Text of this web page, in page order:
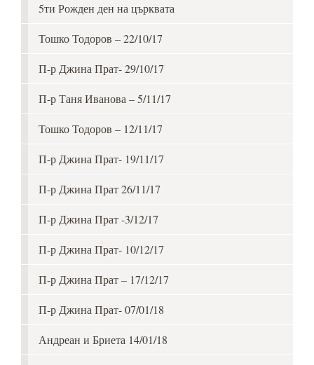
5ти Рожден ден на църквата
Тошко Тодоров – 22/10/17
П-р Джина Прат- 29/10/17
П-р Таня Иванова – 5/11/17
Тошко Тодоров – 12/11/17
П-р Джина Прат- 19/11/17
П-р Джина Прат 26/11/17
П-р Джина Прат -3/12/17
П-р Джина Прат- 10/12/17
П-р Джина Прат – 17/12/17
П-р Джина Прат- 07/01/18
Андреан и Бриета 14/01/18